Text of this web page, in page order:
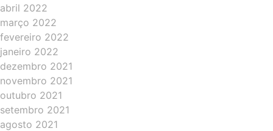
abril 2022
março 2022
fevereiro 2022
janeiro 2022
dezembro 2021
novembro 2021
outubro 2021
setembro 2021
agosto 2021